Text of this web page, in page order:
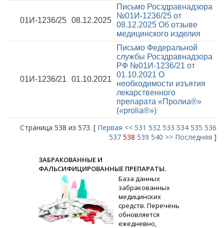
01И-1236/25 08.12.2025
Письмо Росздравнадзора
№01И-1236/25 от
08.12.2025 Об отзыве
медицинского изделия
01И-1236/21 01.10.2021
Письмо Федеральной
службы Росздравнадзора
РФ №01И-1236/21 от
01.10.2021 О
необходимости изъятия
лекарственного
препарата «Пролиа®»
(«prolia®»)
Страница 538 из 573. [ Первая << 531 532 533 534 535 536
537 538 539 540 >> Последняя ]
ЗАБРАКОВАННЫЕ И
ФАЛЬСИФИЦИРОВАННЫЕ ПРЕПАРАТЫ.
База данных
забракованных
медицинских
средств. Перечень
обновляется
ежедневно,